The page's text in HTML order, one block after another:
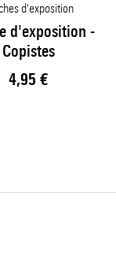
d'exposition
d'exposition -
Copistes
Prix ​​actuel
4,95 €